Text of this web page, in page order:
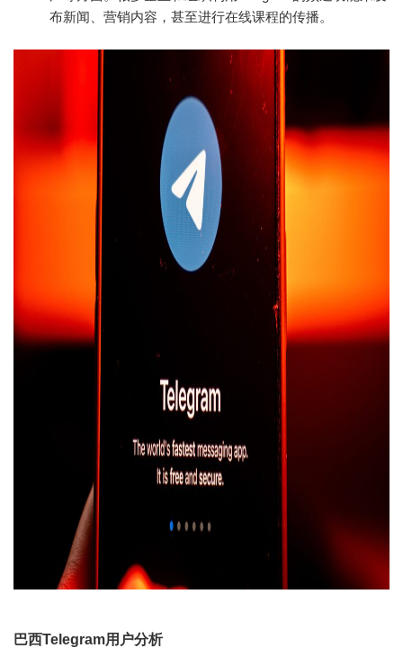
布新闻、营销内容，甚至进行在线课程的传播。
巴西Telegram用户分析